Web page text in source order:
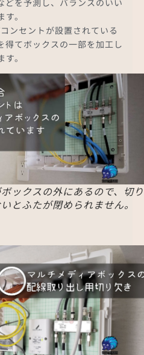
。
ンセントが設置されている
得てボックスの一部を加工し
。
ックスの外にあるので、切り
とふたが閉められません。